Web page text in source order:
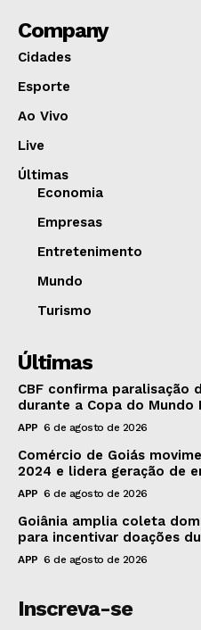
Company
Cidades
Esporte
Ao Vivo
Live
Últimas
Economia
Empresas
Entretenimento
Mundo
Turismo
Últimas
CBF confirma paralisação
durante a Copa do Mundo
APP 6 de agosto de 2026
Comércio de Goiás
2024 e lidera geração de
APP 6 de agosto de 2026
Goiânia amplia coleta
para incentivar doações
APP 6 de agosto de 2026
Inscreva-se